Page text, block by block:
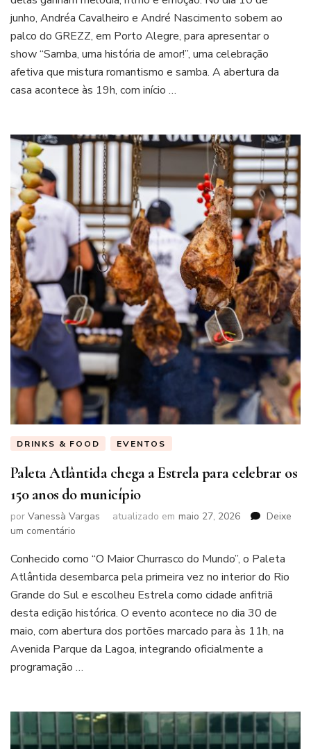
real
de
amor
e
clássicos
do
de
Dia
dos
Namorados
em
Porto
Alegre
junho, Andréa Cavalheiro e André Nascimento sobem ao
palco do GREZZ, em Porto Alegre, para apresentar o
show “Samba, uma história de amor!”, uma celebração
afetiva que mistura romantismo e samba. A abertura da
casa acontece às 19h, com início …
DRINKS & FOOD EVENTOS
Paleta Atlântida chega a Estrela para celebrar os
150 anos do município
por Vanessà Vargas atualizado em maio 27, 2026
Deixe
um comentário
Atlântida
chega
a
para
celebrar
os
Conhecido como “O Maior Churrasco do Mundo”, o Paleta
Atlântida desembarca pela primeira vez no interior do Rio
Grande do Sul e escolheu Estrela como cidade anfitriã
desta edição histórica. O evento acontece no dia 30 de
maio, com abertura dos portões marcado para às 11h, na
Avenida Parque da Lagoa, integrando oficialmente a
programação …